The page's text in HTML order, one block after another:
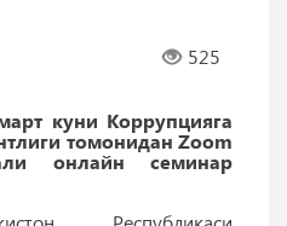
525
куни Коррупцияга
томонидан Zoom
онлайн семинар